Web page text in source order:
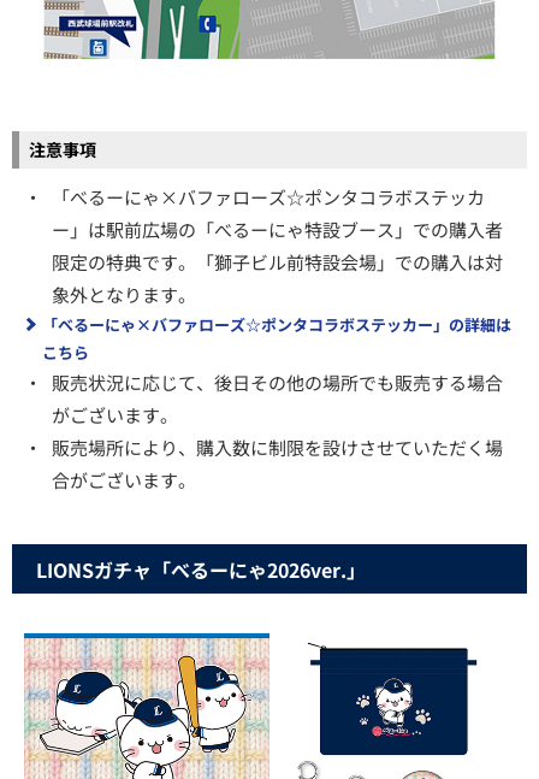
注意事項
・
「べるーにゃ×バファローズ☆ポンタコラボステッカ
ー」は駅前広場の「べるーにゃ特設ブース」での購入者
限定の特典です。「獅子ビル前特設会場」での購入は対
象外となります。
「べるーにゃ×バファローズ☆ポンタコラボステッカー」の詳細は
こちら
・
販売状況に応じて、後日その他の場所でも販売する場合
がございます。
・
販売場所により、購入数に制限を設けさせていただく場
合がございます。
LIONSガチャ「べるーにゃ2026ver.」